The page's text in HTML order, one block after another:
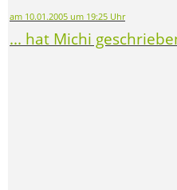
am 10.01.2005 um 19:25 Uhr
... hat Michi